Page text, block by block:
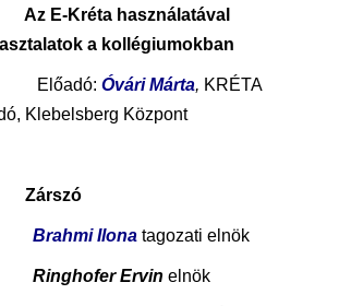
E-Kréta használatával
a kollégiumokban
Előadó: Óvári Márta, KRÉTA
Klebelsberg Központ
Zárszó
Brahmi Ilona tagozati elnök
Ringhofer Ervin elnök